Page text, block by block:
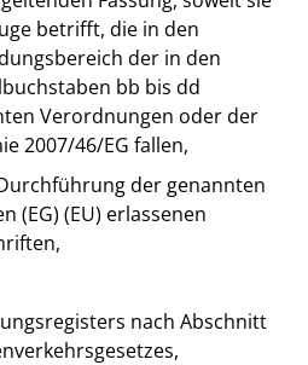
betrifft, die in den
der in den
bb bis dd
Verordnungen oder der
2007/46/EG fallen,
der genannten
(EG) (EU) erlassenen
nach Abschnitt